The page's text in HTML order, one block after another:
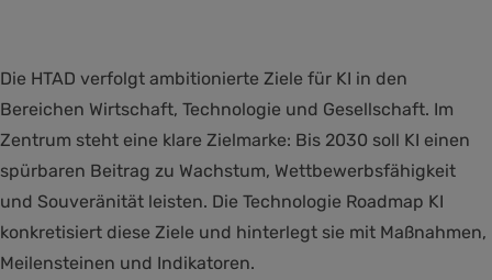
Die HTAD verfolgt ambitionierte Ziele für KI in den
Bereichen Wirtschaft, Technologie und Gesellschaft. Im
Zentrum steht eine klare Zielmarke: Bis 2030 soll KI einen
spürbaren Beitrag zu Wachstum, Wettbewerbsfähigkeit
und Souveränität leisten. Die Technologie Roadmap KI
konkretisiert diese Ziele und hinterlegt sie mit Maßnahmen,
Meilensteinen und Indikatoren.